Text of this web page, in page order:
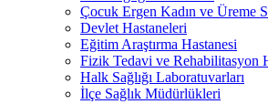
Çocuk Ergen Kadın ve Üreme
Devlet Hastaneleri
Eğitim Araştırma Hastanesi
Fizik Tedavi ve Rehabilitasyon
Halk Sağlığı Laboratuvarları
İlçe Sağlık Müdürlükleri